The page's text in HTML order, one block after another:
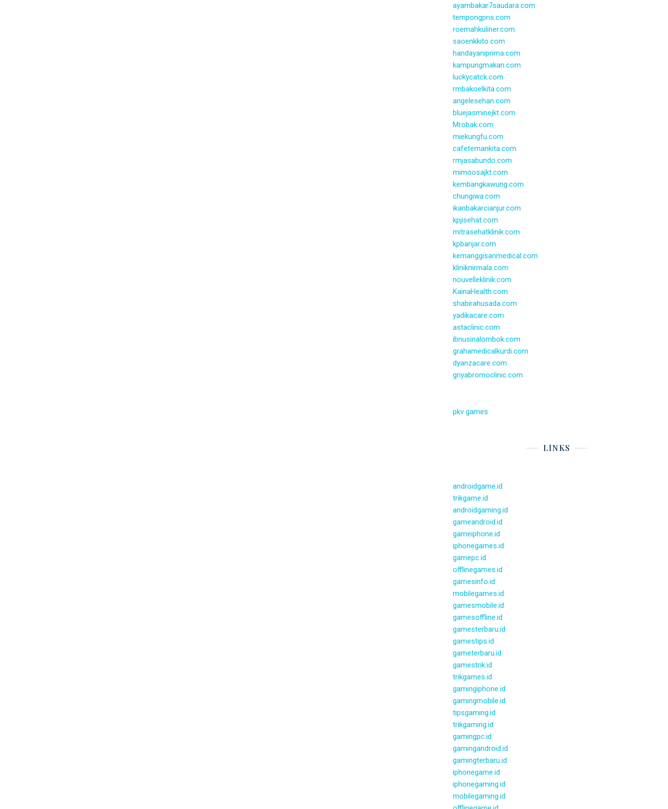
ayambakar7saudara.com
tempongpns.com
roemahkuliner.com
saoenkkito.com
handayaniprima.com
kampungmakan.com
luckycatck.com
rmbakoelkita.com
angelesehan.com
bluejasminejkt.com
Mrobak.com
miekungfu.com
cafetemankita.com
rmjasabundo.com
mimoosajkt.com
kembangkawung.com
chungiwa.com
ikanbakarcianjur.com
kpjisehat.com
mitrasehatklinik.com
kpbanjar.com
kemanggisanmedical.com
kliniknirmala.com
nouvelleklinik.com
KainaHealth.com
shabirahusada.com
yadikacare.com
astaclinic.com
ibnusinalombok.com
grahamedicalkurdi.com
dyanzacare.com
griyabromoclinic.com
pkv games
LINKS
androidgame.id
trikgame.id
androidgaming.id
gameandroid.id
gameiphone.id
iphonegames.id
gamepc.id
offlinegames.id
gamesinfo.id
mobilegames.id
gamesmobile.id
gamesoffline.id
gamesterbaru.id
gamestips.id
gameterbaru.id
gamestrik.id
trikgames.id
gamingiphone.id
gamingmobile.id
tipsgaming.id
trikgaming.id
gamingpc.id
gamingandroid.id
gamingterbaru.id
iphonegame.id
iphonegaming.id
mobilegaming.id